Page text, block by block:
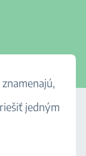
jedným